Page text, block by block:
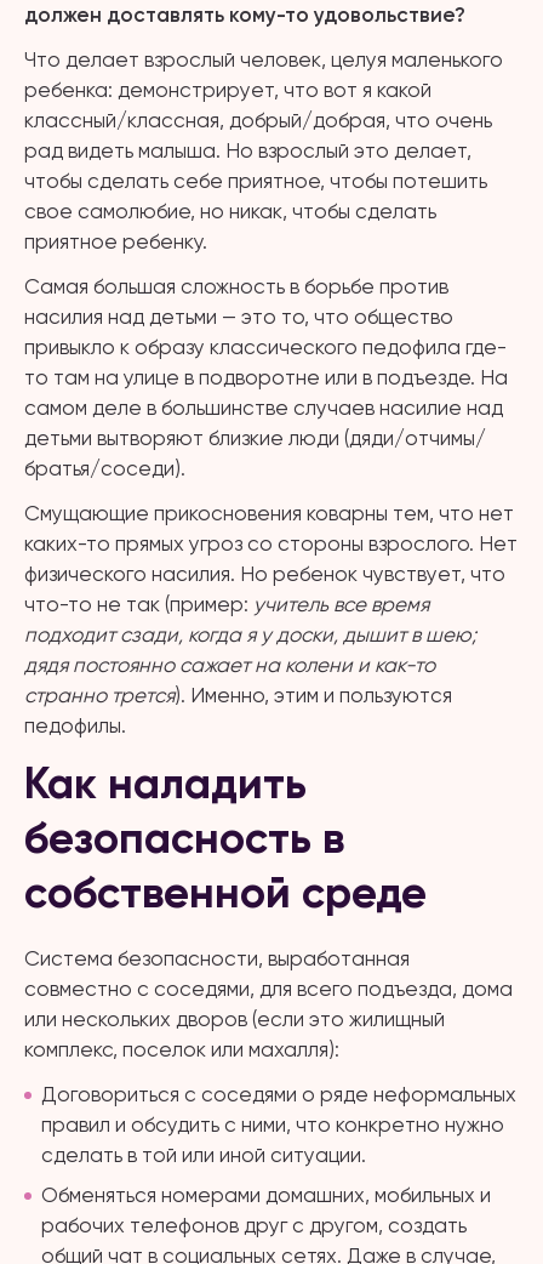
должен доставлять кому-то удовольствие?
Что делает взрослый человек, целуя маленького
ребенка: демонстрирует, что вот я какой
классный/классная, добрый/добрая, что очень
рад видеть малыша. Но взрослый это делает,
чтобы сделать себе приятное, чтобы потешить
свое самолюбие, но никак, чтобы сделать
приятное ребенку.
Самая большая сложность в борьбе против
насилия над детьми — это то, что общество
привыкло к образу классического педофила где-
то там на улице в подворотне или в подъезде. На
самом деле в большинстве случаев насилие над
детьми вытворяют близкие люди (дяди/отчимы/
братья/соседи).
Смущающие прикосновения коварны тем, что нет
каких-то прямых угроз со стороны взрослого. Нет
физического насилия. Но ребенок чувствует, что
что-то не так (пример: учитель все время
подходит сзади, когда я у доски, дышит в шею;
дядя постоянно сажает на колени и как-то
странно трется). Именно, этим и пользуются
педофилы.
Как наладить
безопасность в
собственной среде
Система безопасности, выработанная
совместно с соседями, для всего подъезда, дома
или нескольких дворов (если это жилищный
комплекс, поселок или махалля):
Договориться с соседями о ряде неформальных
правил и обсудить с ними, что конкретно нужно
сделать в той или иной ситуации.
Обменяться номерами домашних, мобильных и
рабочих телефонов друг с другом, создать
общий чат в социальных сетях. Даже в случае,